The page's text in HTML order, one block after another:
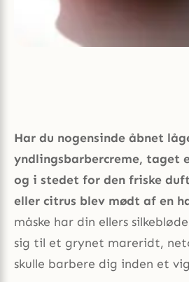
Har du nogensinde åbnet
yndlingsbarbercreme, taget
og i stedet for den friske
eller citrus blev mødt af en
måske har din ellers
sig til et grynet mareridt,
skulle barbere dig inden et